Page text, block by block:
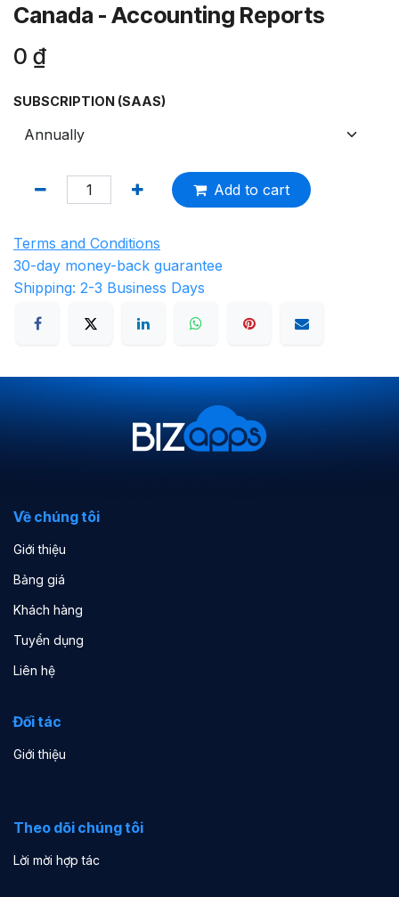
Canada - Accounting Reports
0 ₫
SUBSCRIPTION (SAAS)
Add to cart
Terms and Conditions
30-day money-back guarantee
Shipping: 2-3 Business Days
Về chúng tôi
Giới thiệu
Bảng giá
Khách hàng
Tuyển dụng
Liên hệ
Đối tác
Giới thiệu
Theo dõi chúng tôi
Lời mời hợp tác